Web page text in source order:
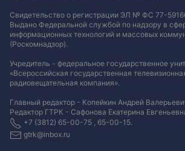
Свидетельство о регистрации ЭЛ № ФС 77-
Выдано Федеральной службой по надзору в
информационных технологий и массовых
(Роскомнадзор).
Учредитель - федеральное государственное
«Всероссийская государственная
радиовещательная компания».
Главный редактор - Копейкин Андрей
Редактор ГТРК - Сафонова Екатерина
+7 (3812) 65-00-75 , 65-00-15.
gtrk@inbox.ru